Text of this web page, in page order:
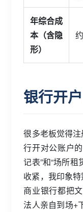
年综合成
本（含隐
形）
银行开
很多老板觉得
行开对公账户
记表”和“场所
收紧，我印象
商业银行都把
法人亲自到场+